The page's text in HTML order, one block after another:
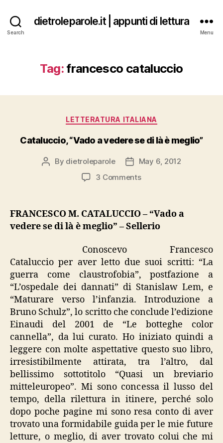
Search
dietroleparole.it | appunti di lettura
Menu
Tag: francesco cataluccio
Categories
LETTERATURA ITALIANA
Cataluccio, “Vado a vedere se di là è meglio”
Post
By dietroleparole
PostMay 6, 2012
3 Commentson
vedere
se
meglio”
FRANCESCO M. CATALUCCIO – “Vado a
vedere se di là è meglio” – Sellerio
Conoscevo Francesco
Cataluccio per aver letto due suoi scritti: “La
guerra come claustrofobia”, postfazione a
“L’ospedale dei dannati” di Stanislaw Lem, e
“Maturare verso l’infanzia. Introduzione a
Bruno Schulz”, lo scritto che conclude l’edizione
Einaudi del 2001 de “Le botteghe color
cannella”, da lui curato. Ho iniziato quindi a
leggere con molte aspettative questo suo libro,
irresistibilmente attirata, tra l’altro, dal
bellissimo sottotitolo “Quasi un breviario
mitteleuropeo”. Mi sono concessa il lusso del
tempo, della rilettura in itinere, perché solo
dopo poche pagine mi sono resa conto di aver
trovato una formidabile guida per le mie future
letture, o meglio, di aver trovato colui che mi